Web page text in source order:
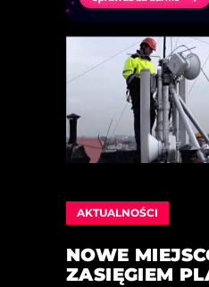
AKTUALNOŚCI
NOWE
ZASIĘGIEM